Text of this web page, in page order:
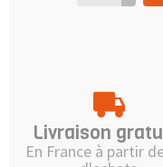
Livraison
En France à partir